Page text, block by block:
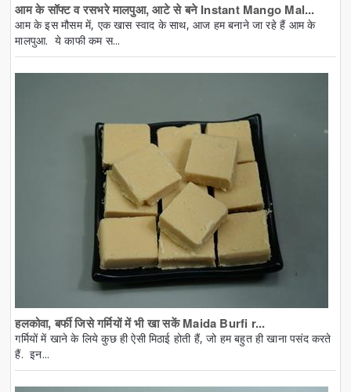
आम के सॉफ्ट व रसभरे मालपुआ, आटे से बने Instant Mango Mal...
आम के इस मौसम में, एक खास स्वाद के साथ, आज हम बनाने जा रहे हैं आम के
मालपुआ. ये काफी कम स...
हलकोवा, बर्फी जिसे गर्मियों में भी खा सकें Maida Burfi r...
गर्मियों में खाने के लिये कुछ ही ऐसी मिठाई होती हैं, जो हम बहुत ही खाना पसंद करते
हैं. इन...